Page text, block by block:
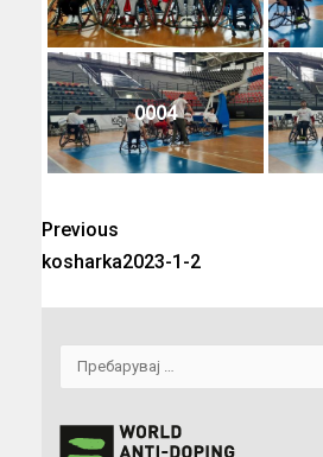
0004
Previous
kosharka2023-1-2